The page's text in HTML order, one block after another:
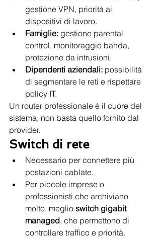
gestione VPN, priorità ai
dispositivi di lavoro.
Famiglie: gestione parental
control, monitoraggio banda,
protezione da intrusioni.
Dipendenti aziendali: possibilità
di segmentare le reti e rispettare
policy IT.
Un router professionale è il cuore del
sistema; non basta quello fornito dal
provider.
Switch di rete
Necessario per connettere più
postazioni cablate.
Per piccole imprese o
professionisti che archiviano
molto, meglio switch gigabit
managed, che permettono di
controllare traffico e priorità.